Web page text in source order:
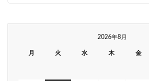
2026年8月
月 火 水 木 金